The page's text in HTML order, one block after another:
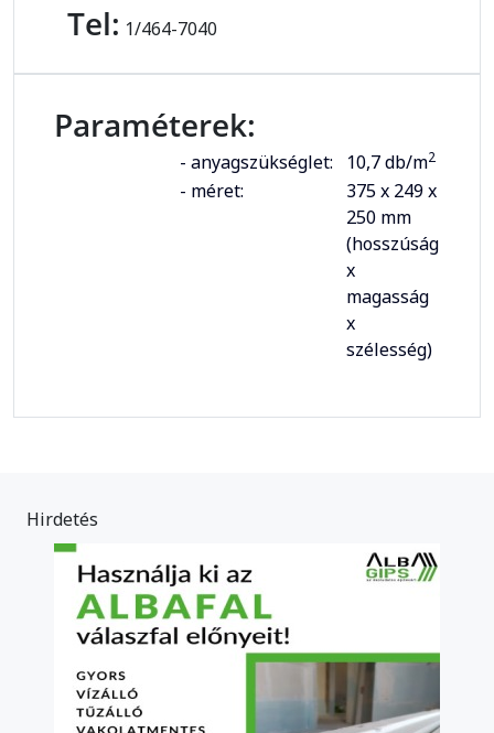
Tel: 1/464-7040
Paraméterek:
- anyagszükséglet: 10,7 db/m2
- méret:
375 x 249 x
250 mm
(hosszúság
x
magasság
x
szélesség)
Hirdetés